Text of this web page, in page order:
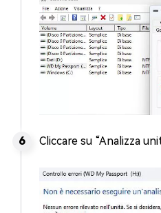
Cliccare su “Analizza